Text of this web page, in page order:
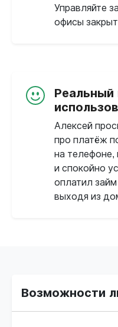
Управляйте
офисы
Реальный
Алексей
про платёж
на
и спокойно
оплатил займ
выходя из
Возможности